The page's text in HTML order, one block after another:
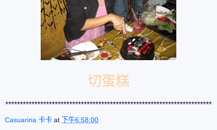
切蛋糕
***********************************************************************
Casuarina 卡卡 at 下午6:58:00